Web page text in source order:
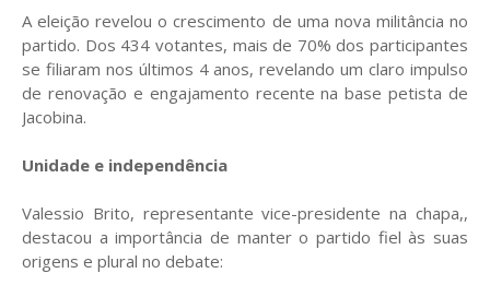
A eleição revelou o crescimento de uma nova militância no
partido. Dos 434 votantes, mais de 70% dos participantes
se filiaram nos últimos 4 anos, revelando um claro impulso
de renovação e engajamento recente na base petista de
Jacobina.
Unidade e independência
Valessio Brito, representante vice-presidente na chapa,,
destacou a importância de manter o partido fiel às suas
origens e plural no debate: